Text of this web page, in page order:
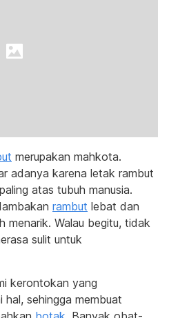
merupakan mahkota.
adanya karena letak rambut
atas tubuh manusia.
rambut lebat dan
menarik. Walau begitu, tidak
sulit untuk
kerontokan yang
sehingga membuat